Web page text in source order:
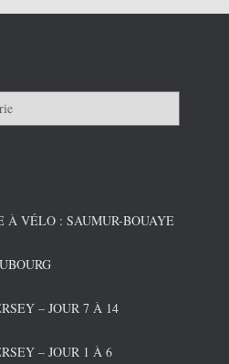
VÉLO : SAUMUR-BOUAYE
– JOUR 7 À 14
– JOUR 1 À 6